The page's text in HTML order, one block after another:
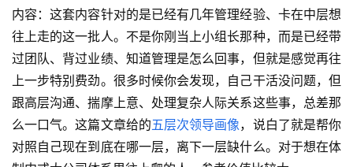
内容：这套内容针对的是已经有几年管理经验、卡在中层想
往上走的这一批人。不是你刚当上小组长那种，而是已经带
过团队、背过业绩、知道管理是怎么回事，但就是感觉再往
上一步特别费劲。很多时候你会发现，自己干活没问题，但
跟高层沟通、揣摩上意、处理复杂人际关系这些事，总差那
么一口气。这篇文章给的五层次领导画像，说白了就是帮你
对照自己现在到底在哪一层，离下一层缺什么。对于想在体